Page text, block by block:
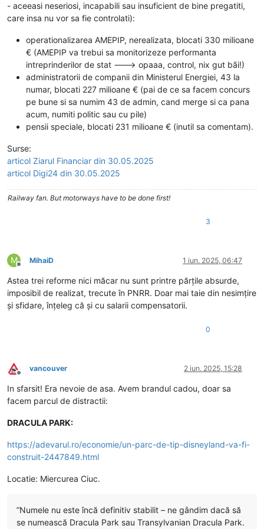
- aceeasi neseriosi, incapabili sau insuficient de bine pregatiti,
care insa nu vor sa fie controlati):
operationalizarea AMEPIP, nerealizata, blocati 330 milioane
€ (AMEPIP va trebui sa monitorizeze performanta
intreprinderilor de stat ---> opaaa, control, nix gut bãi!)
administratorii de companii din Ministerul Energiei, 43 la
numar, blocati 227 milioane € (pai de ce sa facem concurs
pe bune si sa numim 43 de admin, cand merge si ca pana
acum, numiti politic sau cu pile)
pensii speciale, blocati 231 milioane € (inutil sa comentam).
Surse:
articol Ziarul Financiar din 30.05.2025
articol Digi24 din 30.05.2025
Railway fan. But motorways have to be done first!
3
M
Deconectat
MihaiD 1 iun. 2025, 06:47
Astea trei reforme nici măcar nu sunt printre părțile absurde,
imposibil de realizat, trecute în PNRR. Doar mai taie din nesimțire
și sfidare, înțeleg că și cu salarii compensatorii.
0
Deconectat
vancouver 2 iun. 2025, 15:28
In sfarsit! Era nevoie de asa. Avem brandul cadou, doar sa
facem parcul de distractii:
DRACULA PARK:
https://adevarul.ro/economie/un-parc-de-tip-disneyland-va-fi-
construit-2447849.html
Locatie: Miercurea Ciuc.
”Numele nu este încă definitiv stabilit – ne gândim dacă să
se numească Dracula Park sau Transylvanian Dracula Park.